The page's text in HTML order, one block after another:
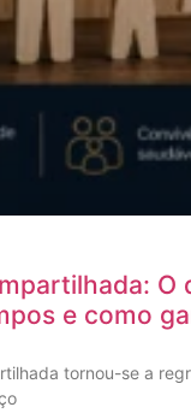
O
e como
tornou-se a